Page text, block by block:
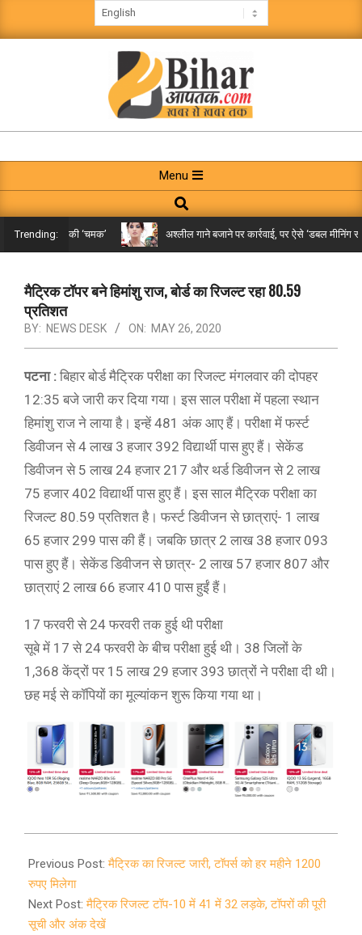
to
BIHAR
AAPTAK
Navigation
Menu
Menu
Search
Trending:
पंचायत की ‘चमक’ अश्लील गाने बजाने पर कार्रवाई, पर ऐसे ‘डबल मीनिंग
मैट्रिक टॉपर बने हिमांशु राज, बोर्ड का रिजल्ट रहा 80.59
प्रतिशत
BY: NEWS DESK ON: MAY 26, 2020
पटना : बिहार बोर्ड मैट्रिक परीक्षा का रिजल्ट मंगलवार की दोपहर
12:35 बजे जारी कर दिया गया। इस साल परीक्षा में पहला स्थान
हिमांशु राज ने लाया है। इन्हें 481 अंक आए हैं। परीक्षा में फर्स्ट
डिवीजन से 4 लाख 3 हजार 392 विद्यार्थी पास हुए हैं। सेकेंड
डिवीजन से 5 लाख 24 हजार 217 और थर्ड डिवीजन से 2 लाख
75 हजार 402 विद्यार्थी पास हुए हैं। इस साल मैट्रिक परीक्षा का
रिजल्ट 80.59 प्रतिशत है। फर्स्ट डिवीजन से छात्राएं- 1 लाख
65 हजार 299 पास की हैं। जबकि छात्र 2 लाख 38 हजार 093
पास हुए हैं। सेकेंड डिवीजन से छात्र- 2 लाख 57 हजार 807 और
छात्राएं 2 लाख 66 हजार 410 पास हुईं हैं।
17 फरवरी से 24 फरवरी तक हुई थी परीक्षा
सूबे में 17 से 24 फरवरी के बीच परीक्षा हुई थी। 38 जिलों के
1,368 केंद्रों पर 15 लाख 29 हजार 393 छात्रों ने परीक्षा दी थी।
छह मई से कॉपियों का मूल्यांकन शुरू किया गया था।
05-
26
Previous Post:मैट्रिक का रिजल्ट जारी, टॉपर्स को हर महीने 1200
रुपए मिलेगा
Next Post:मैट्रिक रिजल्ट टॉप-10 में 41 में 32 लड़के, टॉपरों की पूरी
सूची और अंक देखें